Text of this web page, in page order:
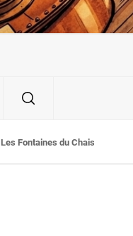
Some Kind Ov POH !